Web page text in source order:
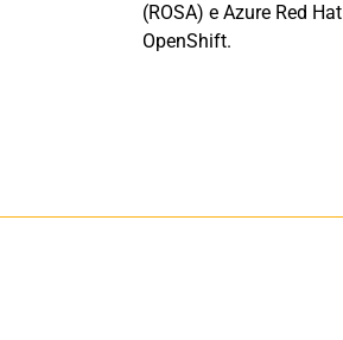
(ROSA) e Azure Red Hat
OpenShift.